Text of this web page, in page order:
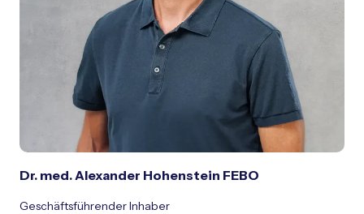
Dr. med. Alexander Hohenstein FEBO
Geschäftsführender Inhaber